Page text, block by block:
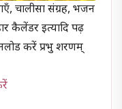
चालीसा संग्रह, भजन
कैलेंडर इत्यादि पढ़
करें प्रभु शरणम्